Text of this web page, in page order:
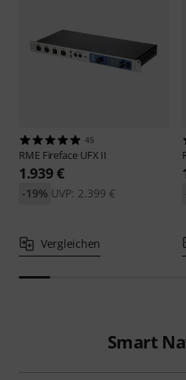
45
RME Fireface UFX II
1.939 €
UVP: 2.399 €
-19%
Vergleichen
Smart